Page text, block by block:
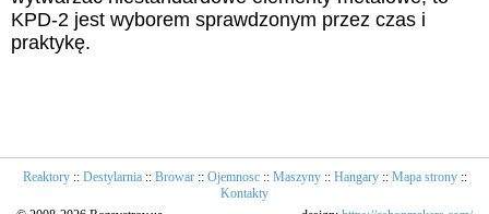
KPD-2 jest wyborem sprawdzonym przez czas i
praktykę.
Reaktory:: Destylarnia:: Browar:: Ojemnosc:: Maszyny:: Hangary:: Mapa strony::
Kontakty